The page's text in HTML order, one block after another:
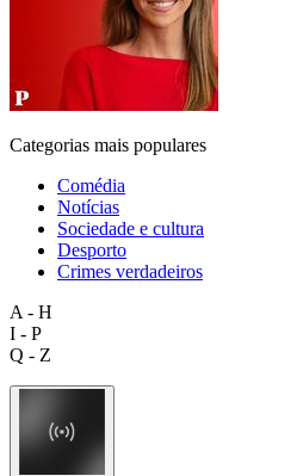
Categorias mais populares
Comédia
Notícias
Sociedade e cultura
Desporto
Crimes verdadeiros
A - H
I - P
Q - Z